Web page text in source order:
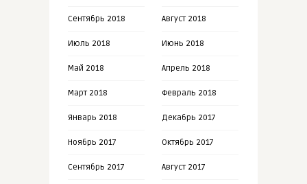
Сентябрь 2018 Август 2018
Июль 2018 Июнь 2018
Май 2018 Апрель 2018
Март 2018 Февраль 2018
Январь 2018 Декабрь 2017
Ноябрь 2017 Октябрь 2017
Сентябрь 2017 Август 2017